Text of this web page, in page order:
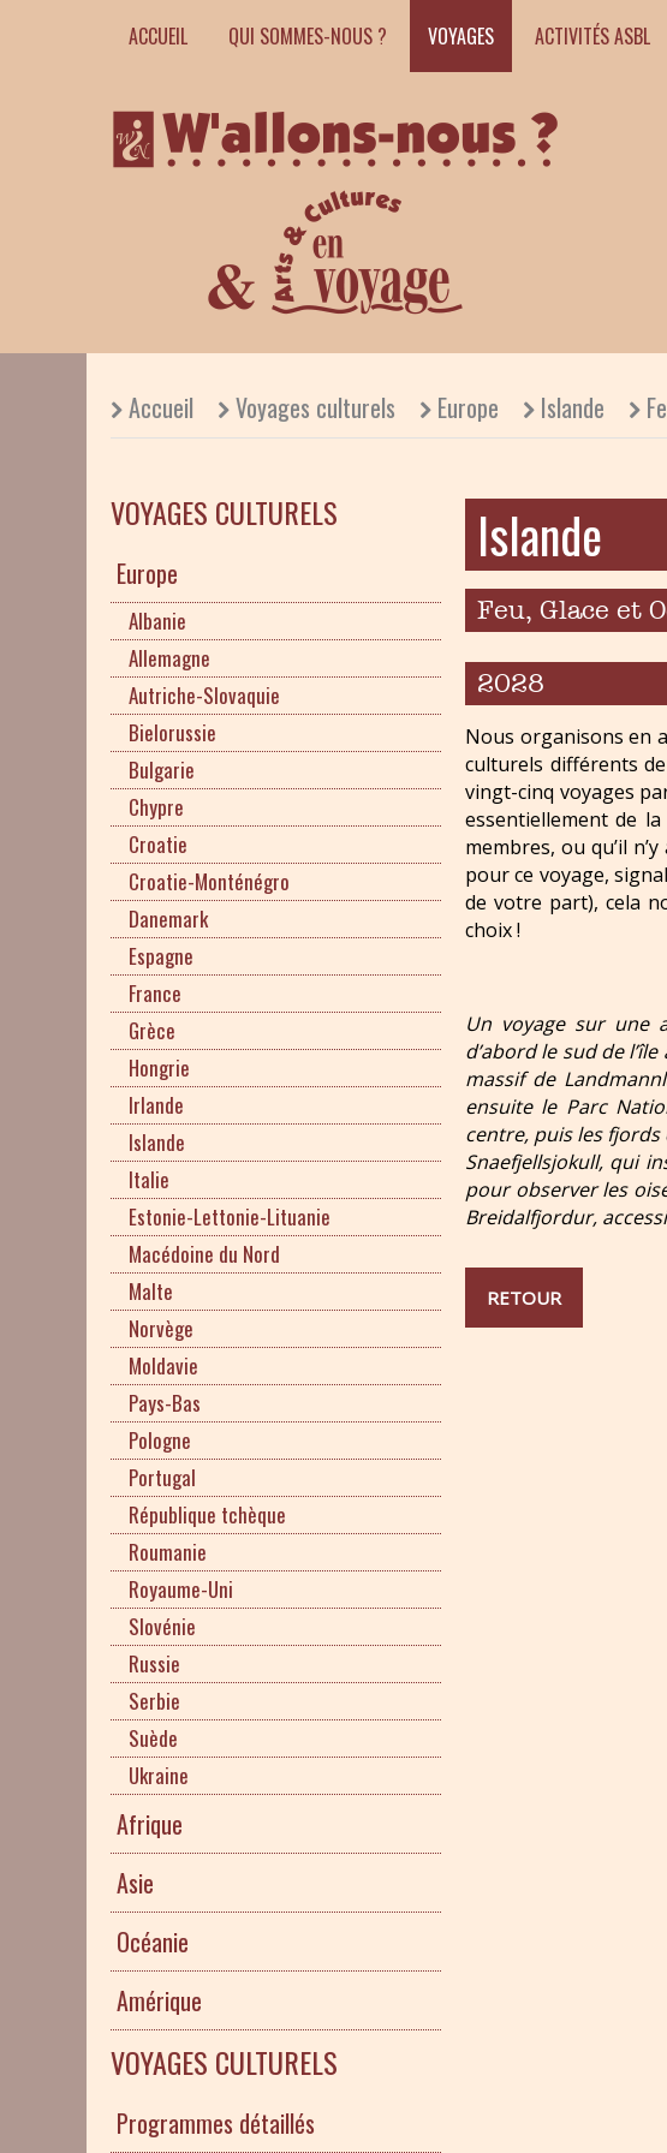
ACCUEIL QUI SOMMES-NOUS ? VOYAGES ACTIVITÉS ASBL
Accueil Voyages culturels Europe Islande
VOYAGES CULTURELS
Europe
Albanie
Allemagne
Autriche-Slovaquie
Bielorussie
Bulgarie
Chypre
Croatie
Croatie-Monténégro
Danemark
Espagne
France
Grèce
Hongrie
Irlande
Islande
Italie
Estonie-Lettonie-Lituanie
Macédoine du Nord
Malte
Norvège
Moldavie
Pays-Bas
Pologne
Portugal
République tchèque
Roumanie
Royaume-Uni
Slovénie
Russie
Serbie
Suède
Ukraine
Afrique
Asie
Océanie
Amérique
VOYAGES CULTURELS
Programmes détaillés
Islande
Feu, Glace et
2028
Nous organisons en
culturels différents
vingt-cinq voyages
essentiellement de
membres, ou qu’il
pour ce voyage,
de votre part), cela
choix !
Un voyage sur une
d’abord le sud de
massif de
ensuite le Parc
centre, puis les fjords
Snaefjellsjokull, qui
pour observer les
Breidalfjordur,
RETOUR